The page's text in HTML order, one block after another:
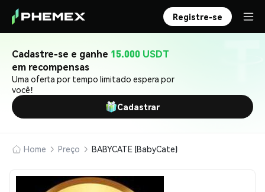
Registre-se
Cadastre-se e ganhe 15.000 USDT
em recompensas
Uma oferta por tempo limitado espera por
você!
Cadastrar
Home Preço BABYCATE (BabyCate)